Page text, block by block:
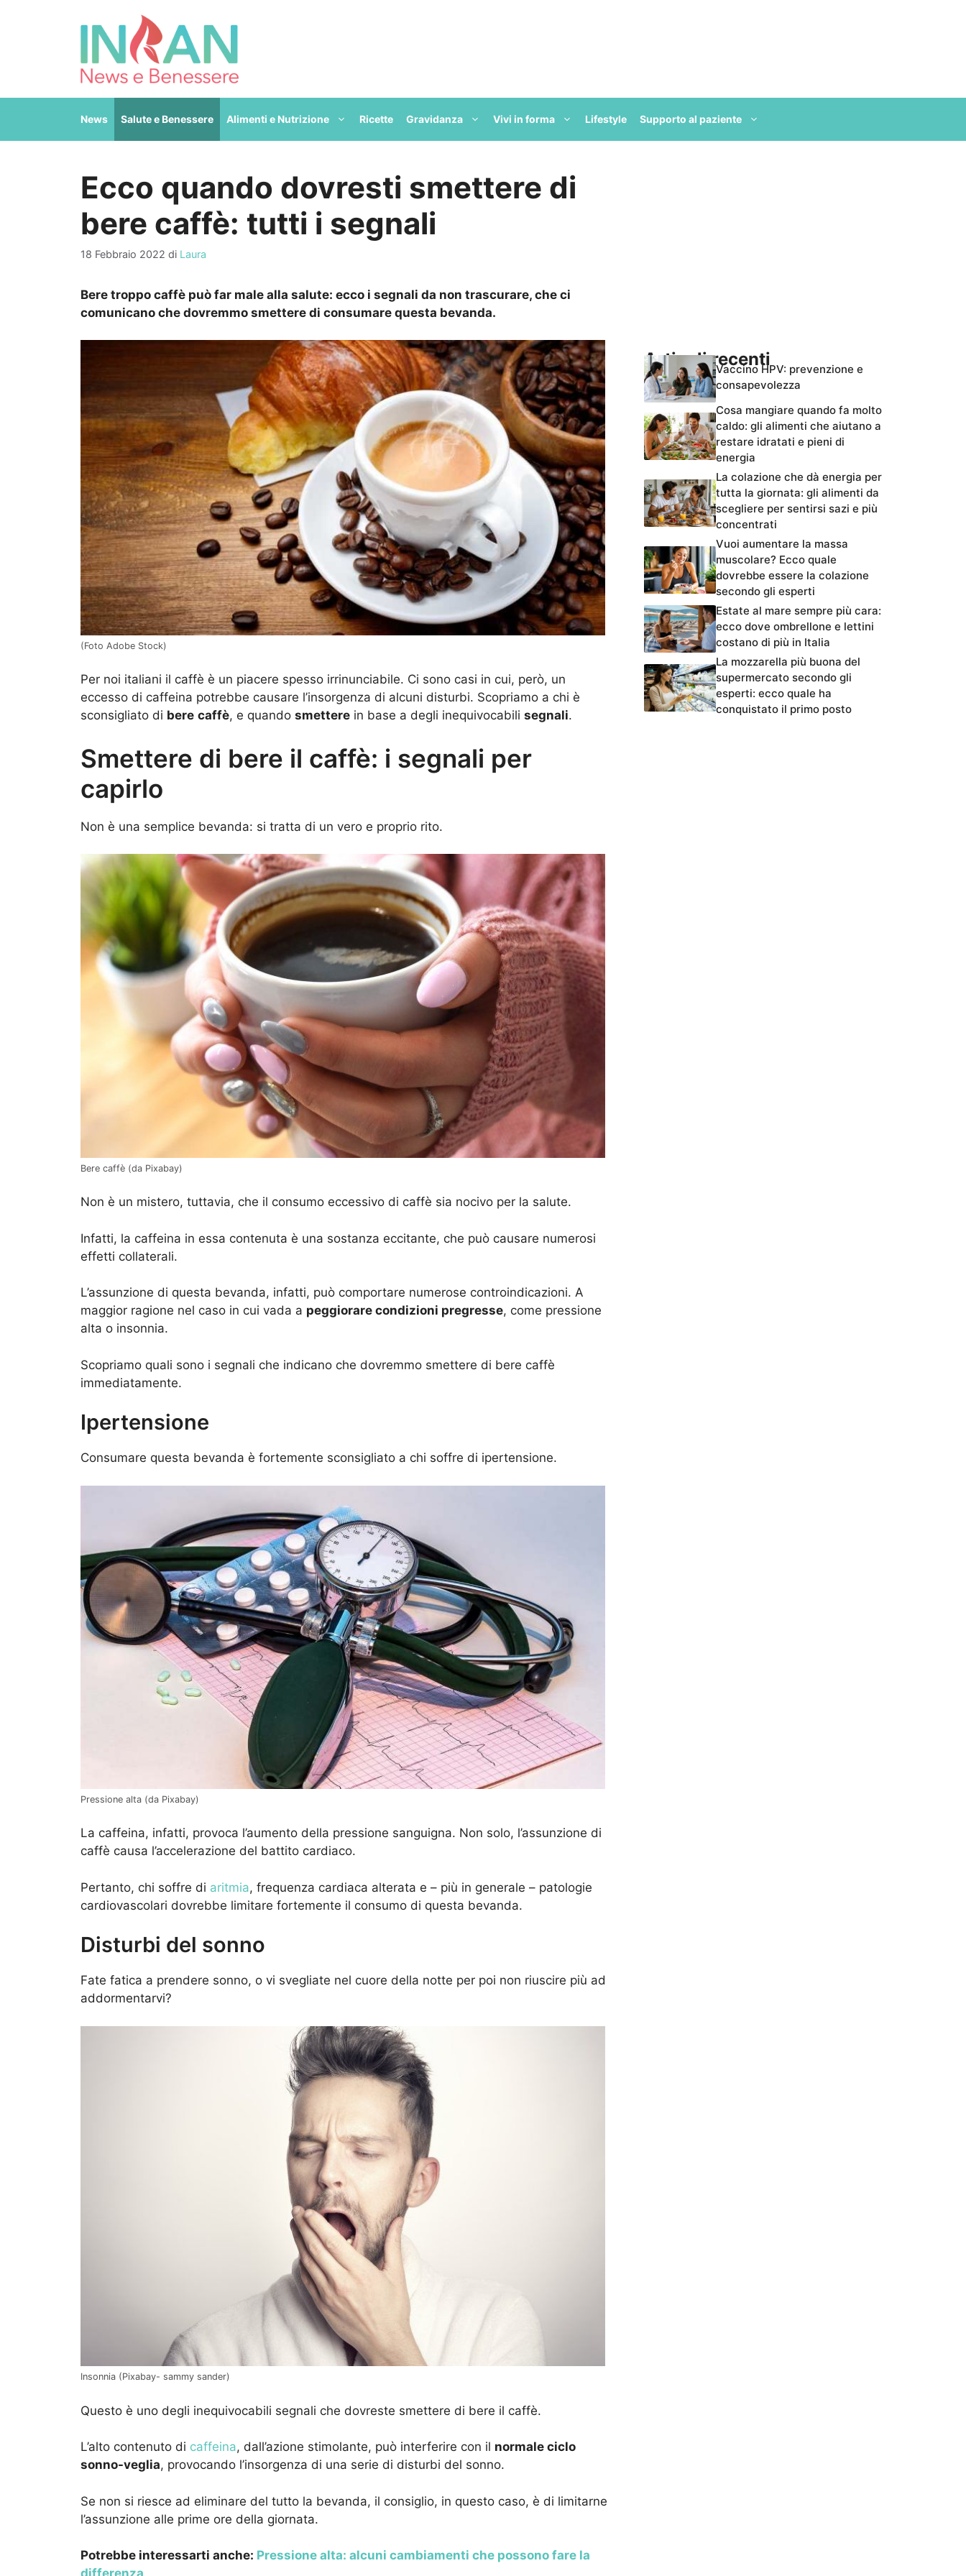
News Salute e Benessere Alimenti e Nutrizione Ricette Gravidanza Vivi in forma Lifestyle Supporto al paziente
Ecco quando dovresti smettere di
bere caffè: tutti i segnali
18 Febbraio 2022 di Laura
Bere troppo caffè può far male alla salute: ecco i segnali da non trascurare, che ci
comunicano che dovremmo smettere di consumare questa bevanda.
(Foto Adobe Stock)
Per noi italiani il caffè è un piacere spesso irrinunciabile. Ci sono casi in cui, però, un
eccesso di caffeina potrebbe causare l’insorgenza di alcuni disturbi. Scopriamo a chi è
sconsigliato di bere caffè, e quando smettere in base a degli inequivocabili segnali.
Smettere di bere il caffè: i segnali per
capirlo
Non è una semplice bevanda: si tratta di un vero e proprio rito.
Bere caffè (da Pixabay)
Non è un mistero, tuttavia, che il consumo eccessivo di caffè sia nocivo per la salute.
Infatti, la caffeina in essa contenuta è una sostanza eccitante, che può causare numerosi
effetti collaterali.
L’assunzione di questa bevanda, infatti, può comportare numerose controindicazioni. A
maggior ragione nel caso in cui vada a peggiorare condizioni pregresse, come pressione
alta o insonnia.
Scopriamo quali sono i segnali che indicano che dovremmo smettere di bere caffè
immediatamente.
Ipertensione
Consumare questa bevanda è fortemente sconsigliato a chi soffre di ipertensione.
Pressione alta (da Pixabay)
La caffeina, infatti, provoca l’aumento della pressione sanguigna. Non solo, l’assunzione di
caffè causa l’accelerazione del battito cardiaco.
Pertanto, chi soffre di aritmia, frequenza cardiaca alterata e – più in generale – patologie
cardiovascolari dovrebbe limitare fortemente il consumo di questa bevanda.
Disturbi del sonno
Fate fatica a prendere sonno, o vi svegliate nel cuore della notte per poi non riuscire più ad
addormentarvi?
Insonnia (Pixabay- sammy sander)
Questo è uno degli inequivocabili segnali che dovreste smettere di bere il caffè.
L’alto contenuto di caffeina, dall’azione stimolante, può interferire con il normale ciclo
sonno-veglia, provocando l’insorgenza di una serie di disturbi del sonno.
Se non si riesce ad eliminare del tutto la bevanda, il consiglio, in questo caso, è di limitarne
l’assunzione alle prime ore della giornata.
Potrebbe interessarti anche: Pressione alta: alcuni cambiamenti che possono fare la
Articoli recentiVaccino HPV: prevenzione e
consapevolezza
Cosa mangiare quando fa molto
caldo: gli alimenti che aiutano a
restare idratati e pieni di
energia
La colazione che dà energia per
tutta la giornata: gli alimenti da
scegliere per sentirsi sazi e più
concentrati
Vuoi aumentare la massa
muscolare? Ecco quale
dovrebbe essere la colazione
secondo gli esperti
Estate al mare sempre più cara:
ecco dove ombrellone e lettini
costano di più in Italia
La mozzarella più buona del
supermercato secondo gli
esperti: ecco quale ha
conquistato il primo posto